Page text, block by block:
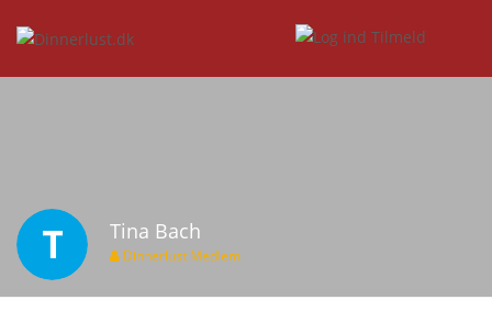
T Tina Bach
Dinnerlust Medlem